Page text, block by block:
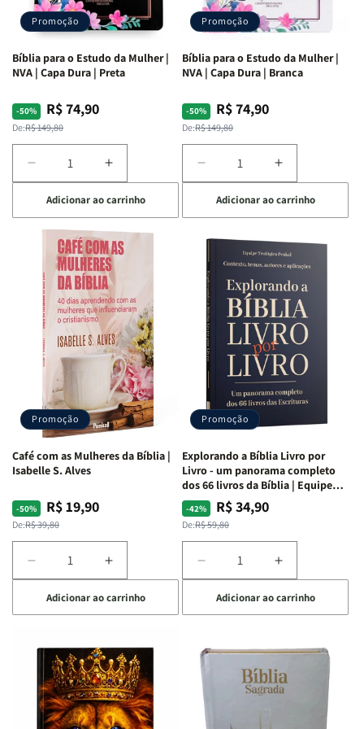
Promoção
Bíblia para o Estudo da Mulher |
NVA | Capa Dura | Preta
-50%
Preço
normal
De:R$ 149,80
Preço
promocional
R$ 74,90
Diminuir
a
quantidade
de
Bíblia
para
Estudo
da
Mulher
NVA
Capa
Dura
|
Preta
Aumentar
a
quantidade
de
Bíblia
para
o
Estudo
da
Mulher
|
NVA
|
Capa
Dura
|
Adicionar ao carrinho
Promoção
Bíblia para o Estudo da Mulher |
NVA | Capa Dura | Branca
-50%
Preço
normal
De:R$ 149,80
Preço
promocional
R$ 74,90
Diminuir
a
quantidade
de
Bíblia
o
Estudo
da
Mulher
NVA
Capa
Dura
|
Aumentar
a
quantidade
de
Bíblia
para
o
Estudo
Mulher
|
NVA
|
Capa
Dura
|
Adicionar ao carrinho
Promoção
Café com as Mulheres da Bíblia |
Isabelle S. Alves
-50%
Preço
normal
De:R$ 39,80
Preço
promocional
R$ 19,90
Diminuir
a
quantidade
de
com
Mulheres
da
Bíblia
Aumentar
a
quantidade
de
com
as
Mulheres
da
Bíblia
Adicionar ao carrinho
Promoção
Explorando a Bíblia Livro por
Livro - um panorama completo
dos 66 livros da Bíblia | Equipe
teológica Penkal
-42%
Preço
normal
De:R$ 59,80
Preço
promocional
R$ 34,90
Diminuir
a
quantidade
de
a
Bíblia
Livro
por
Livro
Aumentar
a
quantidade
de
a
Bíblia
Livro
Adicionar ao carrinho